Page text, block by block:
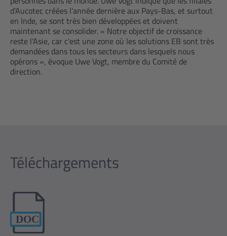
d'Aucotec créées l'année dernière aux Pays-Bas, et surtout
en Inde, se sont très bien développées et doivent
maintenant se consolider. « Notre objectif de croissance
reste l'Asie, car c'est une zone où les solutions EB sont très
demandées dans tous les secteurs dans lesquels nous
opérons », évoque Uwe Vogt, membre du Comité de
direction.
Téléchargements